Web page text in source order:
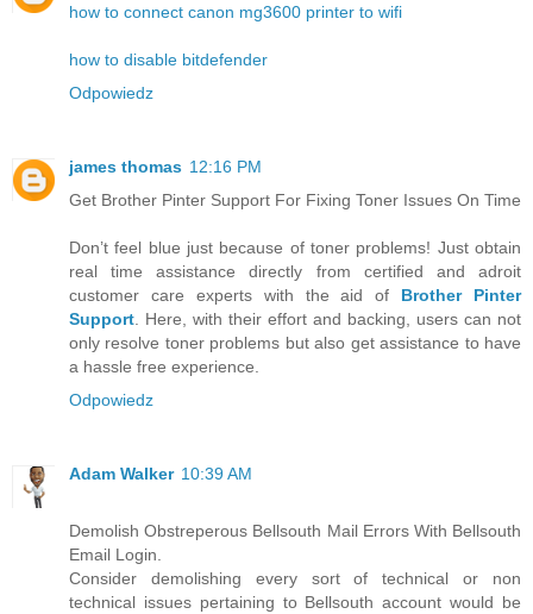
how to connect canon mg3600 printer to wifi
how to disable bitdefender
Odpowiedz
james thomas 12:16 PM
Get Brother Pinter Support For Fixing Toner Issues On Time
Don’t feel blue just because of toner problems! Just obtain
real time assistance directly from certified and adroit
customer care experts with the aid of Brother Pinter
Support . Here, with their effort and backing, users can not
only resolve toner problems but also get assistance to have
a hassle free experience.
Odpowiedz
Adam Walker 10:39 AM
Demolish Obstreperous Bellsouth Mail Errors With Bellsouth
Email Login.
Consider demolishing every sort of technical or non
technical issues pertaining to Bellsouth account would be